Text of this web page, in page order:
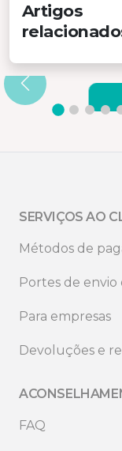
Artigos
SERVIÇOS AO
Métodos de
Portes de
Para empresas
Devoluções e
FAQ